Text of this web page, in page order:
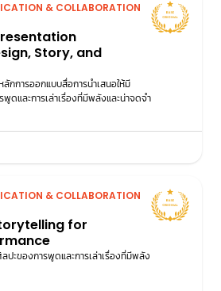
& COLLABORATION
Story, and
กการออกแบบสื่อการนำเสนอให้มี
ดและการเล่าเรื่องที่มีพลังและน่าจดจํา
& COLLABORATION
for
ปะของการพูดและการเล่าเรื่องที่มีพลัง